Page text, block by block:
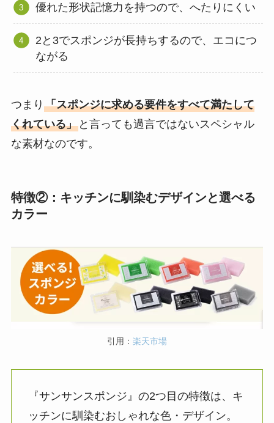
優れた形状記憶力を持つので、へたりにくい
2と3でスポンジが長持ちするので、エコにつ
ながる
つまり 「スポンジに求める要件をすべて満たして
くれている」と言っても過言ではないスペシャル
な素材なのです。
特徴②：キッチンに馴染むデザインと選べる
カラー
引用： 楽天市場
『サンサンスポンジ』の2つ目の特徴は、キ
ッチンに馴染むおしゃれな色・デザイン。